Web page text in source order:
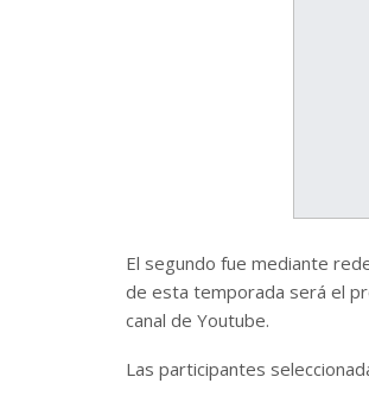
El segundo fue mediante
de esta temporada será el
canal de Youtube.
Las participantes